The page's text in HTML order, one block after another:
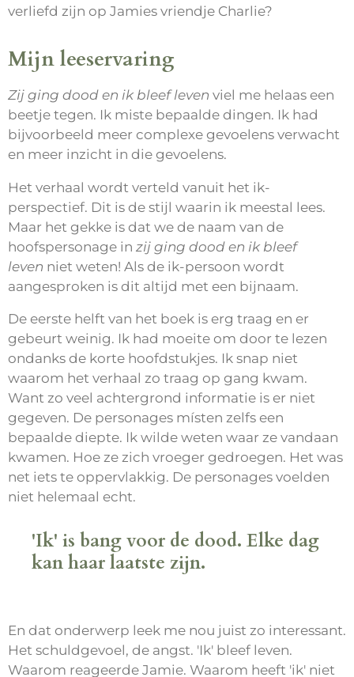
verliefd zijn op Jamies vriendje Charlie?
Mijn leeservaring
Zij ging dood en ik bleef leven viel me helaas een
beetje tegen. Ik miste bepaalde dingen. Ik had
bijvoorbeeld meer complexe gevoelens verwacht
en meer inzicht in die gevoelens.
Het verhaal wordt verteld vanuit het ik-
perspectief. Dit is de stijl waarin ik meestal lees.
Maar het gekke is dat we de naam van de
hoofspersonage in zij ging dood en ik bleef
leven niet weten! Als de ik-persoon wordt
aangesproken is dit altijd met een bijnaam.
De eerste helft van het boek is erg traag en er
gebeurt weinig. Ik had moeite om door te lezen
ondanks de korte hoofdstukjes. Ik snap niet
waarom het verhaal zo traag op gang kwam.
Want zo veel achtergrond informatie is er niet
gegeven. De personages místen zelfs een
bepaalde diepte. Ik wilde weten waar ze vandaan
kwamen. Hoe ze zich vroeger gedroegen. Het was
net iets te oppervlakkig. De personages voelden
niet helemaal echt.
'Ik' is bang voor de dood. Elke dag
kan haar laatste zijn.
En dat onderwerp leek me nou juist zo interessant.
Het schuldgevoel, de angst. 'Ik' bleef leven.
Waarom reageerde Jamie. Waarom heeft 'ik' niet